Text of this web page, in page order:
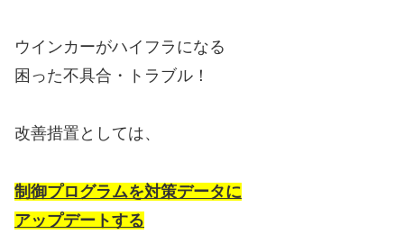
ウインカーがハイフラになる
困った不具合・トラブル！
改善措置としては、
制御プログラムを対策データに
アップデートする